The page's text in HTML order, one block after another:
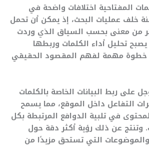
المفتاحية اختلافات واضحة في
خلف عمليات البحث، إذ يمكن أن تحمل
من معنى بحسب السياق الذي وردت
تحليل أداء الكلمات وربطها
مهمة لفهم المقصود الحقيقي
على ربط البيانات الخاصة بالكلمات
التفاعل داخل الموقع، مما يسمح
في تلبية الدوافع المرتبطة بكل
وتنتج عن ذلك رؤية أكثر دقة حول
والموضوعات التي تستحق مزيدًا من